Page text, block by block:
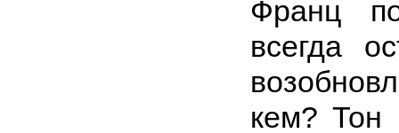
Франц
всегда
кем? Тон